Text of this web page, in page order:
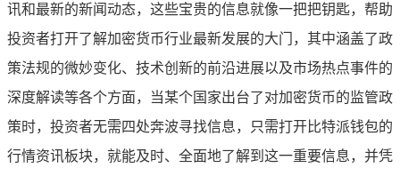
讯和最新的新闻动态，这些宝贵的信息就像一把把钥匙，帮助
投资者打开了解加密货币行业最新发展的大门，其中涵盖了政
策法规的微妙变化、技术创新的前沿进展以及市场热点事件的
深度解读等各个方面，当某个国家出台了对加密货币的监管政
策时，投资者无需四处奔波寻找信息，只需打开比特派钱包的
行情资讯板块，就能及时、全面地了解到这一重要信息，并凭